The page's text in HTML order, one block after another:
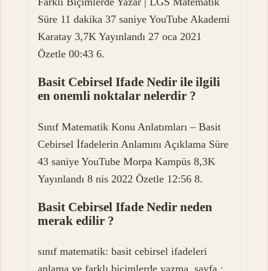
Süre 11 dakika 37 saniye YouTube Akademi
Karatay 3,7K Yayınlandı 27 oca 2021
Özetle 00:43 6.
Basit Cebirsel Ifade Nedir ile ilgili
en onemli noktalar nelerdir ?
Sınıf Matematik Konu Anlatımları – Basit
Cebirsel İfadelerin Anlamını Açıklama Süre
43 saniye YouTube Morpa Kampüs 8,3K
Yayınlandı 8 nis 2022 Özetle 12:56 8.
Basit Cebirsel Ifade Nedir neden
merak edilir ?
sınıf matematik: basit cebirsel ifadeleri
anlama ve farklı biçimlerde yazma, sayfa :